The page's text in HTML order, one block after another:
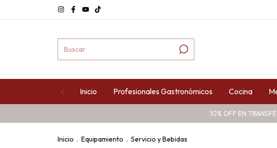
Inicio Profesionales Gastronómicos Cocina
10% OFF EN
Inicio . Equipamiento . Servicio y Bebidas